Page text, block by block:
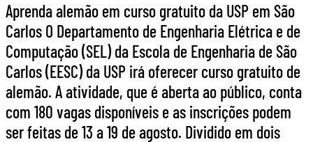
Aprenda alemão em curso gratuito da USP em São
Carlos O Departamento de Engenharia Elétrica e de
Computação (SEL) da Escola de Engenharia de São
Carlos (EESC) da USP irá oferecer curso gratuito de
alemão. A atividade, que é aberta ao público, conta
com 180 vagas disponíveis e as inscrições podem
ser feitas de 13 a 19 de agosto. Dividido em dois